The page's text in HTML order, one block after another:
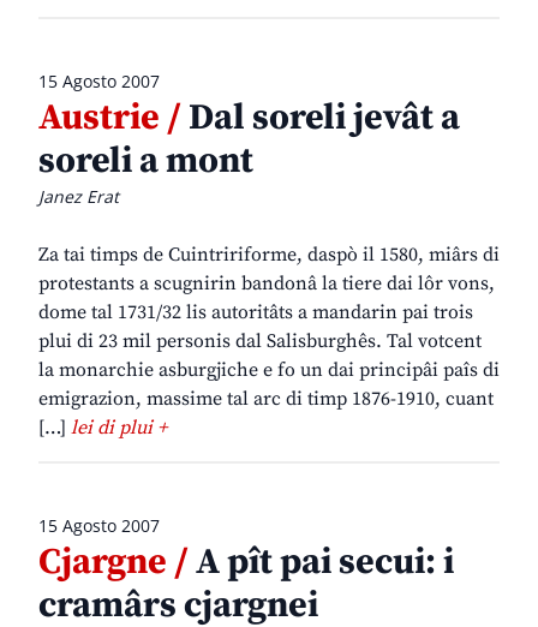
15 Agosto 2007
Austrie /Dal soreli jevât a
soreli a mont
Janez Erat
Za tai timps de Cuintririforme, daspò il 1580, miârs di
protestants a scugnirin bandonâ la tiere dai lôr vons,
dome tal 1731/32 lis autoritâts a mandarin pai trois
plui di 23 mil personis dal Salisburghês. Tal votcent
la monarchie asburgjiche e fo un dai principâi paîs di
emigrazion, massime tal arc di timp 1876-1910, cuant
[…] lei di plui +
15 Agosto 2007
Cjargne /A pît pai secui: i
cramârs cjargnei